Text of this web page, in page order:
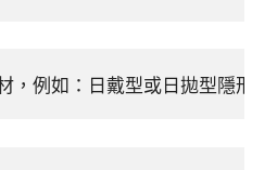
，例如：日戴型或日拋型隱形